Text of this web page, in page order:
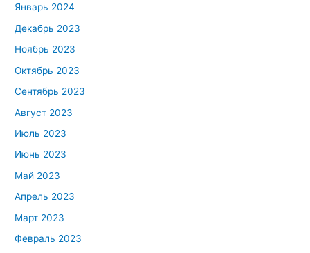
Январь 2024
Декабрь 2023
Ноябрь 2023
Октябрь 2023
Сентябрь 2023
Август 2023
Июль 2023
Июнь 2023
Май 2023
Апрель 2023
Март 2023
Февраль 2023